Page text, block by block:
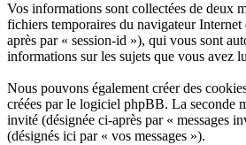
Vos informations sont collectées de deux
fichiers temporaires du navigateur
après par « session-id »), qui vous sont
informations sur les sujets que vous avez
Nous pouvons également créer des
créées par le logiciel phpBB. La seconde
invité (désignée ci-après par « messages
(désignés ici par « vos messages »).